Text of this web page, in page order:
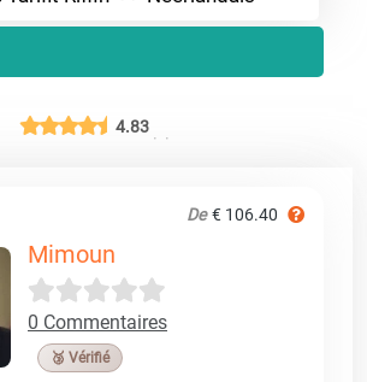
4.83
De € 106.40
Mimoun
0 Commentaires
🥉 Vérifié